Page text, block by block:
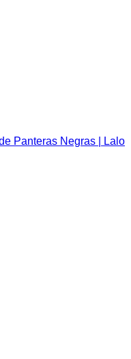
Panteras Negras | Lalo